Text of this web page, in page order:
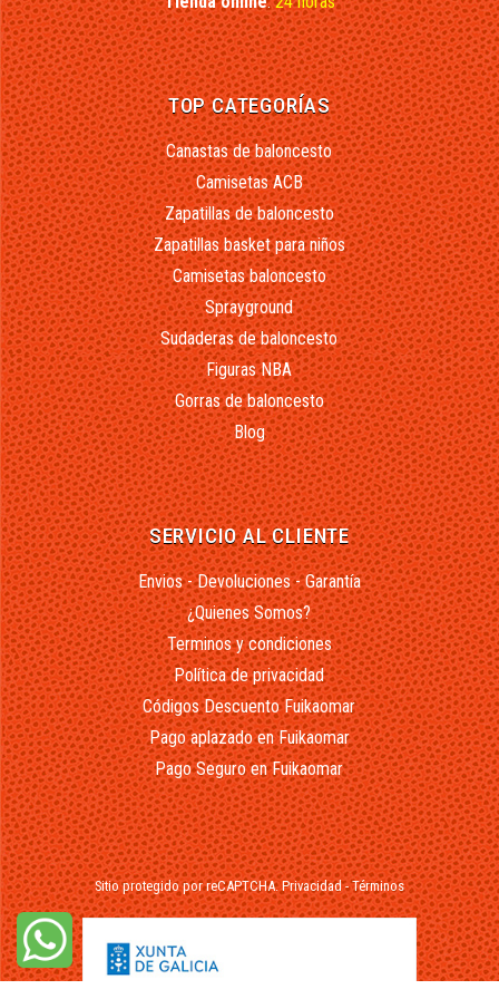
TOP CATEGORÍAS
Canastas de baloncesto
Camisetas ACB
Zapatillas de baloncesto
Zapatillas basket para niños
Camisetas baloncesto
Sprayground
Sudaderas de baloncesto
Figuras NBA
Gorras de baloncesto
Blog
SERVICIO AL CLIENTE
Envios - Devoluciones - Garantía
¿Quienes Somos?
Terminos y condiciones
Política de privacidad
Códigos Descuento Fuikaomar
Pago aplazado en Fuikaomar
Pago Seguro en Fuikaomar
Sitio protegido por reCAPTCHA.Privacidad-Términos